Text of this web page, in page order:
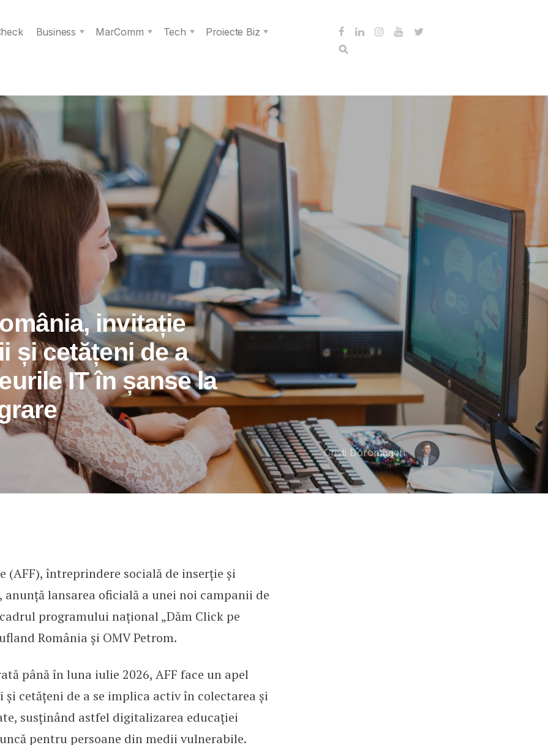
Business MarComm Tech
Proiecte Biz
invitație
și cetățeni de a
IT în șanse la
Cristi Dorombach
invitație pentru companii și cetățeni de a transforma deșeurile
(AFF), întreprindere socială de inserție și
lansarea oficială a unei noi campanii de
programului național „Dăm Click pe
România și OMV Petrom.
până în luna iulie 2026, AFF face un apel
cetățeni de a se implica activ în colectarea și
susținând astfel digitalizarea educației
pentru persoane din medii vulnerabile.